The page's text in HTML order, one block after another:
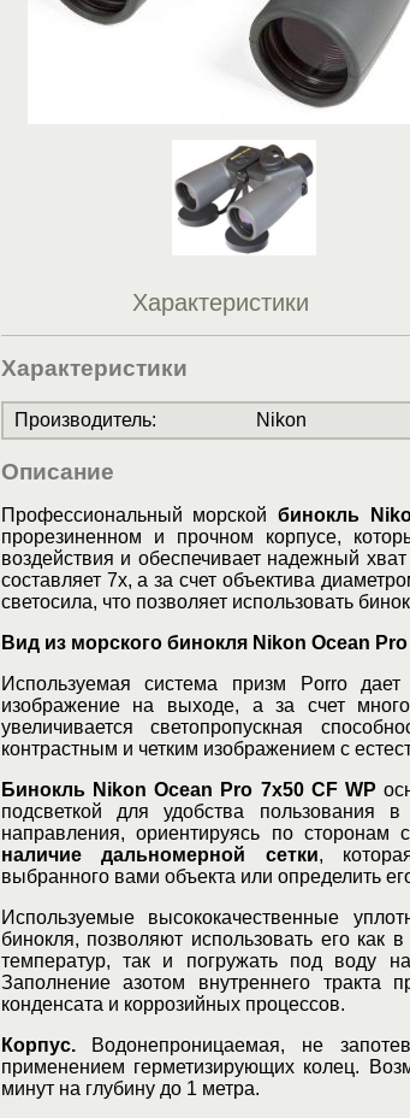
Характеристики
Характеристики
Производитель: Nikon
Описание
Профессиональный морской бинокль
прорезиненном и прочном корпусе,
воздействия и обеспечивает надежный
составляет 7х, а за счет объектива
светосила, что позволяет использовать
Вид из морского бинокля Nikon Ocean Pro
Используемая система призм Porro
изображение на выходе, а за счет
увеличивается светопропускная
контрастным и четким изображением с
Бинокль Nikon Ocean Pro 7x50 CF WP
подсветкой для удобства пользования
направления, ориентируясь по сторонам
наличие дальномерной сетки,
выбранного вами объекта или определить
Используемые высококачественные
бинокля, позволяют использовать его как
температур, так и погружать под воду
Заполнение азотом внутреннего тракта
конденсата и коррозийных процессов.
Корпус.Водонепроницаемая, не
применением герметизирующих колец.
минут на глубину до 1 метра.